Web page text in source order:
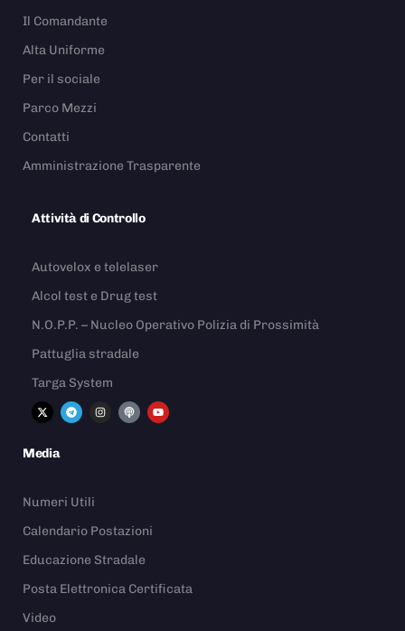
Il Comandante
Alta Uniforme
Per il sociale
Parco Mezzi
Contatti
Amministrazione Trasparente
Attività di Controllo
Autovelox e telelaser
Alcol test e Drug test
N.O.P.P. – Nucleo Operativo Polizia di Prossimità
Pattuglia stradale
Targa System
Media
Numeri Utili
Calendario Postazioni
Educazione Stradale
Posta Elettronica Certificata
Video